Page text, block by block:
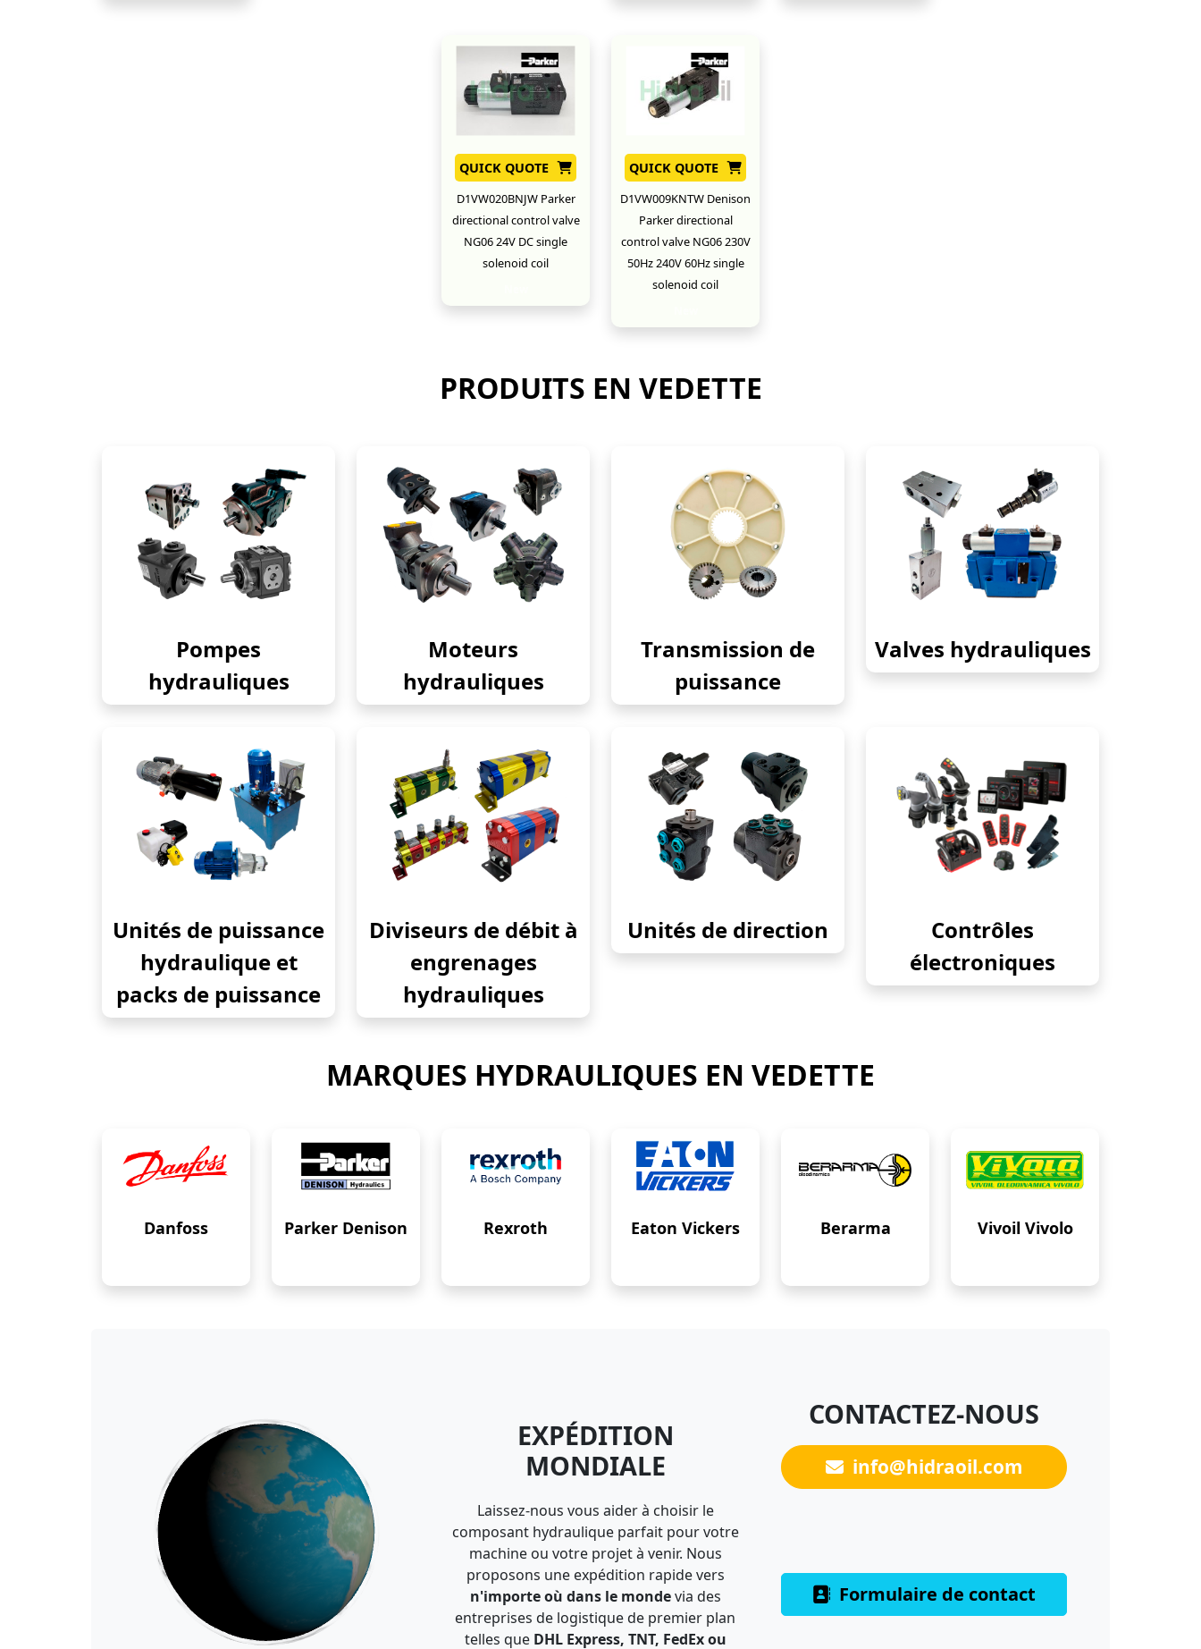
QUICK QUOTE
D1VW020BNJW Parker
directional control valve
NG06 24V DC single
solenoid coil
QUICK QUOTE
D1VW009KNTW Denison
Parker directional
control valve NG06 230V
50Hz 240V 60Hz single
solenoid coil
PRODUITS EN VEDETTE
Pompes
hydrauliques
Moteurs
hydrauliques
Transmission de
puissance
Valves hydrauliques
Unités de puissance
hydraulique et
packs de puissance
Diviseurs de débit à
engrenages
hydrauliques
Unités de direction
Contrôles
électroniques
MARQUES HYDRAULIQUES EN VEDETTE
Danfoss Parker Denison Rexroth Eaton Vickers Berarma Vivoil Vivolo
EXPÉDITION
MONDIALE
Laissez-nous vous aider à choisir le
composant hydraulique parfait pour votre
machine ou votre projet à venir. Nous
proposons une expédition rapide vers
n'importe où dans le mondevia des
entreprises de logistique de premier plan
telles que DHL Express, TNT, FedEx ou
CONTACTEZ-NOUS
info@hidraoil.com
Formulaire de contact